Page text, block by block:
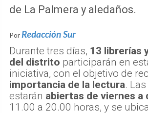
de La Palmera y aledaños.
Por Redacción Sur
Durante tres días, 13 librerías
del distrito participarán en
iniciativa, con el objetivo de
importancia de la lectura. Las
estarán abiertas de viernes a
11.00 a 20.00 horas, y se